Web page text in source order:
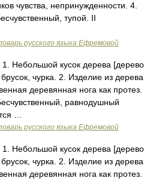
чувства, непринужденности. 4.
тупой. II
русского языка Ефремовой
Небольшой кусок дерева [дерево
чурка. 2. Изделие из дерева
деревянная нога как протез.
равнодушный
…
русского языка Ефремовой
Небольшой кусок дерева [дерево
чурка. 2. Изделие из дерева
деревянная нога как протез.